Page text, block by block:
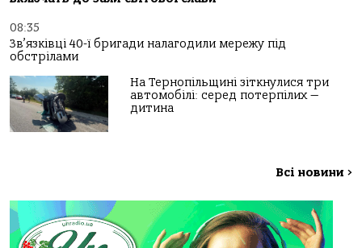
08:35
Зв’язківці 40-ї бригади налагодили мережу під
обстрілами
На Тернопільщині зіткнулися три
автомобілі: серед потерпілих —
дитина
Всі новини >